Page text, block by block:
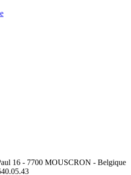
16 - 7700 MOUSCRON - Belgique